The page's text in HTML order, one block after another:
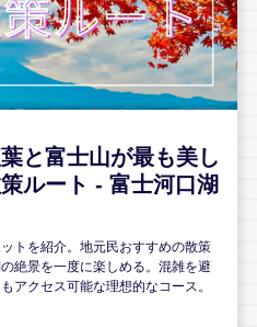
と富士山が最も美し
ルート - 富士河口湖
トを紹介。地元民おすすめの散策
絶景を一度に楽しめる。混雑を避
アクセス可能な理想的なコース。